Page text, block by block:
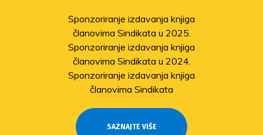
Sponzoriranje izdavanja knjiga
članovima Sindikata u 2025.
Sponzoriranje izdavanja knjiga
članovima Sindikata u 2024.
Sponzoriranje izdavanja knjiga
članovima Sindikata
SAZNAJTE VIŠE